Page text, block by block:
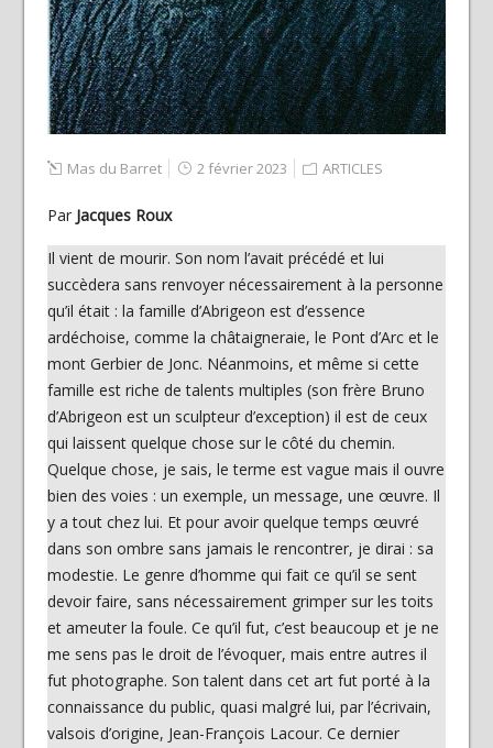
Mas du Barret 2 février 2023 ARTICLES
Par Jacques Roux
Il vient de mourir. Son nom l’avait précédé et lui
succèdera sans renvoyer nécessairement à la personne
qu’il était : la famille d’Abrigeon est d’essence
ardéchoise, comme la châtaigneraie, le Pont d’Arc et le
mont Gerbier de Jonc. Néanmoins, et même si cette
famille est riche de talents multiples (son frère Bruno
d’Abrigeon est un sculpteur d’exception) il est de ceux
qui laissent quelque chose sur le côté du chemin.
Quelque chose, je sais, le terme est vague mais il ouvre
bien des voies : un exemple, un message, une œuvre. Il
y a tout chez lui. Et pour avoir quelque temps œuvré
dans son ombre sans jamais le rencontrer, je dirai : sa
modestie. Le genre d’homme qui fait ce qu’il se sent
devoir faire, sans nécessairement grimper sur les toits
et ameuter la foule. Ce qu’il fut, c’est beaucoup et je ne
me sens pas le droit de l’évoquer, mais entre autres il
fut photographe. Son talent dans cet art fut porté à la
connaissance du public, quasi malgré lui, par l’écrivain,
valsois d’origine, Jean-François Lacour. Ce dernier